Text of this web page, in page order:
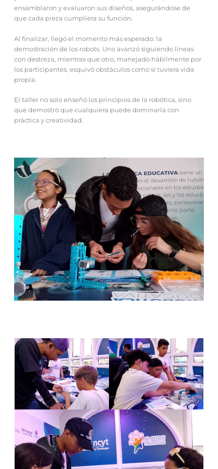
ensamblaron y evaluaron sus diseños, asegurándose de
que cada pieza cumpliera su función.
Al finalizar, llegó el momento más esperado: la
demostración de los robots. Uno avanzó siguiendo líneas
con destreza, mientras que otro, manejado hábilmente por
los participantes, esquivó obstáculos como si tuviera vida
propia.
El taller no solo enseñó los principios de la robótica, sino
que demostró que cualquiera puede dominarla con
práctica y creatividad.